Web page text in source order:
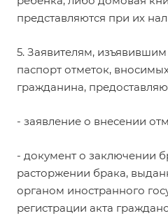
представляются при их
5. Заявителям,
паспорт отметок,
гражданина,
- заявление о внесении
- документ о заключении
расторжении брака,
органом иностранного
регистрации акта